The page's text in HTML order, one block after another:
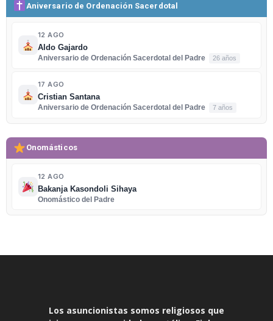
Aniversario de Ordenación Sacerdotal
12 AGO
Aldo Gajardo
Aniversario de Ordenación Sacerdotal del Padre
26 años
17 AGO
Cristian Santana
Aniversario de Ordenación Sacerdotal del Padre
7 años
Onomásticos
12 AGO
Bakanja Kasondoli Sihaya
Onomástico del Padre
Los asuncionistas somos religiosos que